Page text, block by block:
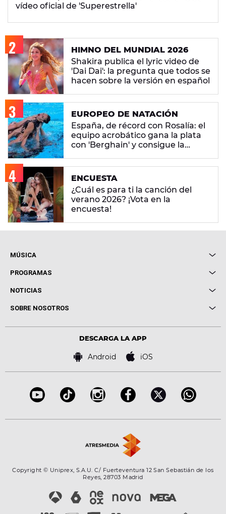
vídeo oficial de 'Superestrella'
HIMNO DEL MUNDIAL 2026
Shakira publica el lyric video de
'Dai Dai': la pregunta que todos se
hacen sobre la versión en español
EUROPEO DE NATACIÓN
España, de récord con Rosalía: el
equipo acrobático gana la plata
con 'Berghain' y consigue la
ENCUESTA
¿Cuál es para ti la canción del
verano 2026? ¡Vota en la
encuesta!
MÚSICA
Local de Ensayo Europa FM
Conciertos
PROGRAMAS
Cuerpos especiales
Locutores Europa FM
NOTICIAS
Cine y Televisión
Virales
SOBRE NOSOTROS
Bases de concursos
DESCARGA LA APP
Android iOS
Copyright © Uniprex, S.A.U. C/ Fuerteventura 12 San Sebastián de los
Reyes, 28703 Madrid